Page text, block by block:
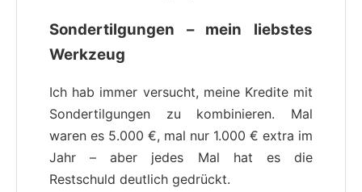
Sondertilgungen – mein liebstes
Werkzeug
Ich hab immer versucht, meine Kredite mit
Sondertilgungen zu kombinieren. Mal
waren es 5.000 €, mal nur 1.000 € extra im
Jahr – aber jedes Mal hat es die
Restschuld deutlich gedrückt.